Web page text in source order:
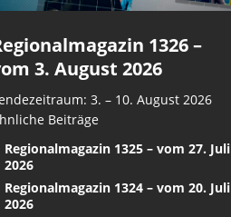
1326 –
3. August 2026
3. – 10. August 2026
Beiträge
Regionalmagazin 1325 – vom 27. Juli
2026
Regionalmagazin 1324 – vom 20. Juli
2026